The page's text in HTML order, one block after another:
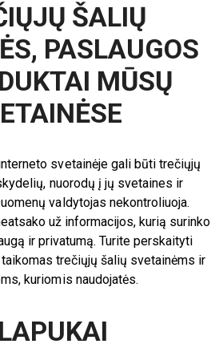
ŠALIŲ
PASLAUGOS
MŪSŲ
svetainėje gali būti trečiųjų
nuorodų į jų svetaines ir
valdytojas nekontroliuoja.
už informacijos, kurią surinko
ir privatumą. Turite perskaityti
trečiųjų šalių svetainėms ir
kuriomis naudojatės.